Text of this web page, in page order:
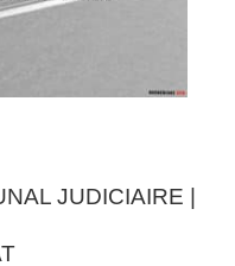
JUDICIAIRE |